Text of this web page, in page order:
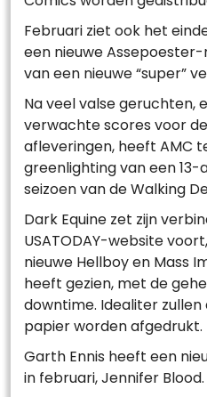
Februari ziet ook het
een nieuwe
van een nieuwe “super”
Na veel valse geruchten,
verwachte scores voor
afleveringen, heeft AMC
greenlighting van een 13-
seizoen van de Walking
Dark Equine zet zijn
USATODAY-website
nieuwe Hellboy en Mass
heeft gezien, met de
downtime. Idealiter
papier worden afgedrukt.
Garth Ennis heeft een
in februari, Jennifer Blood.